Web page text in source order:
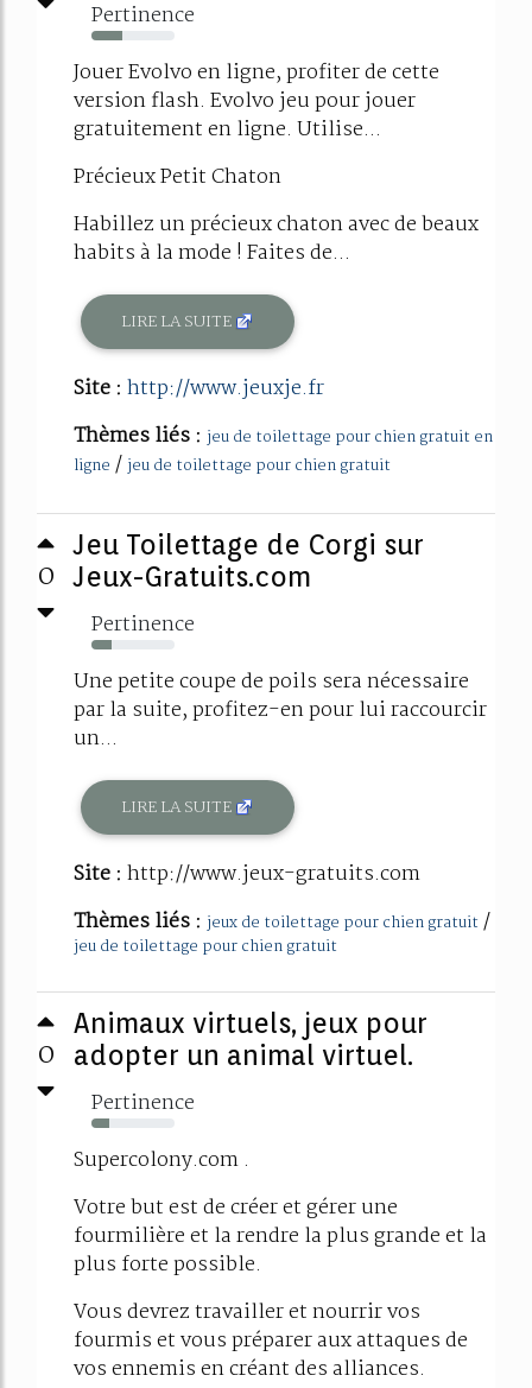
Pertinence
37%
Jouer Evolvo en ligne, profiter de cette
version flash. Evolvo jeu pour jouer
gratuitement en ligne. Utilise...
Précieux Petit Chaton
Habillez un précieux chaton avec de beaux
habits à la mode ! Faites de...
LIRE LA SUITE
Site : http://www.jeuxje.fr
Thèmes liés : jeu de toilettage pour chien gratuit en
ligne /jeu de toilettage pour chien gratuit
0
Jeu Toilettage de Corgi sur
Jeux-Gratuits.com
Pertinence
24%
Une petite coupe de poils sera nécessaire
par la suite, profitez-en pour lui raccourcir
un...
LIRE LA SUITE
Site : http://www.jeux-gratuits.com
Thèmes liés : jeux de toilettage pour chien gratuit /
jeu de toilettage pour chien gratuit
0
Animaux virtuels, jeux pour
adopter un animal virtuel.
Pertinence
22%
Supercolony.com .
Votre but est de créer et gérer une
fourmilière et la rendre la plus grande et la
plus forte possible.
Vous devrez travailler et nourrir vos
fourmis et vous préparer aux attaques de
vos ennemis en créant des alliances.